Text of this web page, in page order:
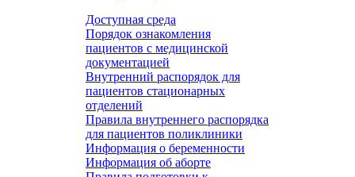
Доступная среда
Порядок ознакомления
пациентов с медицинской
документацией
Внутренний распорядок для
пациентов стационарных
отделений
Правила внутреннего распорядка
для пациентов поликлиники
Информация о беременности
Информация об аборте